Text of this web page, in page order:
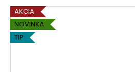
AKCIA
NOVINKA
TIP